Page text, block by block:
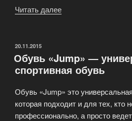
Читать далее
ОПУБЛИКОВАНО
20.11.2015
Обувь «Jump» —
спортивная обувь
Обувь «Jump» это
которая подходит и для тех, кто
профессионально, а просто